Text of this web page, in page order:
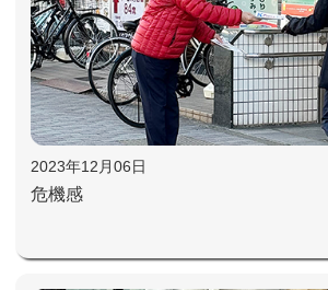
2023年12月06日
危機感